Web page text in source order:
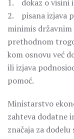
1. dokaz o visini
2. pisana izjava
minimis
prethodnom
kom osnovu već
ili izjava
pomoć.
Ministarstvo
zahteva dodatne
značaja za